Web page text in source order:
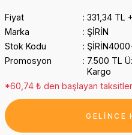
Fiyat
331,34 TL
Marka
ŞİRİN
Stok Kodu
Promosyon
7.500 TL
Kargo
*60,74 ₺ den başlayan
GELİNCE